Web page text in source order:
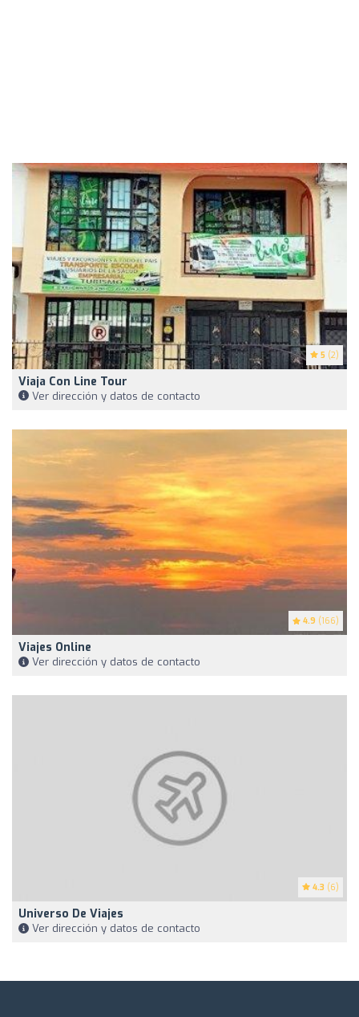
5 (2)
Viaja Con Line Tour
Ver dirección y datos de contacto
4.9 (166)
Viajes Online
Ver dirección y datos de contacto
4.3 (6)
Universo De Viajes
Ver dirección y datos de contacto